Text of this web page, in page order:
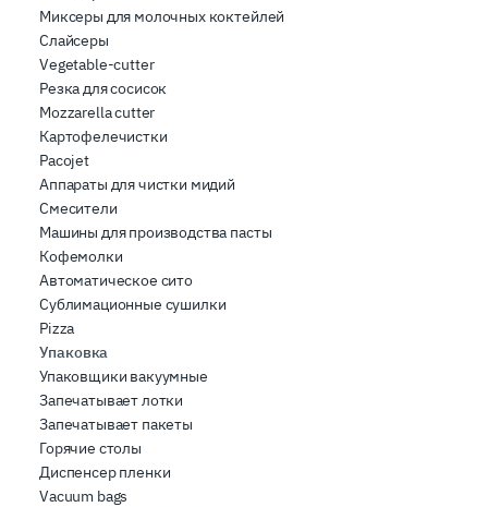
Миксеры для молочных коктейлей
Слайсеры
Vegetable-cutter
Резка для сосисок
Mozzarella cutter
Картофелечистки
Pacojet
Аппараты для чистки мидий
Смесители
Машины для производства пасты
Кофемолки
Автоматическое сито
Сублимационные сушилки
Pizza
Упаковка
Упаковщики вакуумные
Запечатывает лотки
Запечатывает пакеты
Горячие столы
Диспенсер пленки
Vacuum bags